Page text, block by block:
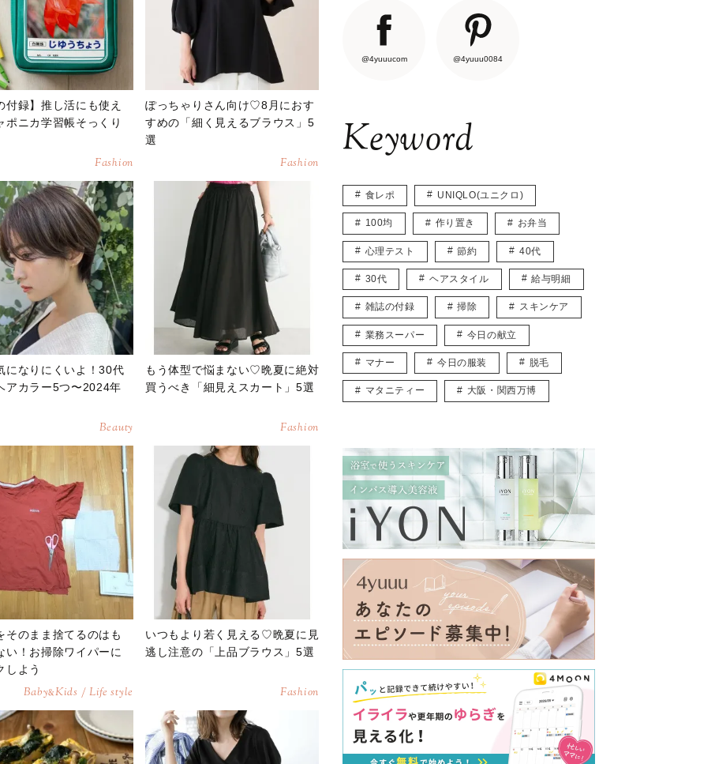
付録】推し活にも使え
ポニカ学習帳そっくり
Fashion
ぽっちゃりさん向け♡8月におす
すめの「細く見えるブラウス」5
選
Fashion
になりにくいよ！30代
アカラー5つ〜2024年
Beauty
もう体型で悩まない♡晩夏に絶対
買うべき「細見えスカート」5選
Fashion
そのまま捨てるのはも
い！お掃除ワイパーに
しよう
Baby&Kids / Life style
いつもより若く見える♡晩夏に見
逃し注意の「上品ブラウス」5選
Fashion
@4yuuucom @4yuuu0084
Keyword
食レポ UNIQLO(ユニクロ)
100均 作り置き お弁当
心理テスト 節約 40代
30代 ヘアスタイル 給与明細
雑誌の付録 掃除 スキンケア
業務スーパー 今日の献立
マナー 今日の服装 脱毛
マタニティー 大阪・関西万博